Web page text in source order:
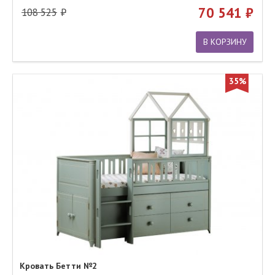
108 525 70 541
В КОРЗИНУ
35%
Кровать Бетти №2